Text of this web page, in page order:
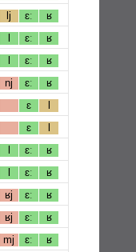
lj ɛː ʁ
l ɛː ʁ
l ɛː ʁ
nj ɛː ʁ
ɛ l
ɛ l
l ɛː ʁ
l ɛː ʁ
ʁj ɛː ʁ
ʁj ɛː ʁ
mj ɛː ʁ